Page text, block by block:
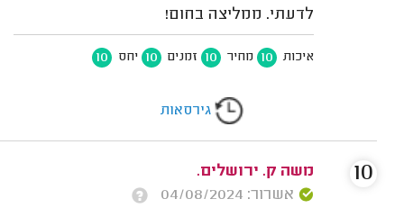
לדעתי. ממליצה בחום!
איכות 10 מחיר 10 זמנים 10 יחס 10
גירסאות
משה ק. ירושלים.
אשרור: 04/08/2024
10